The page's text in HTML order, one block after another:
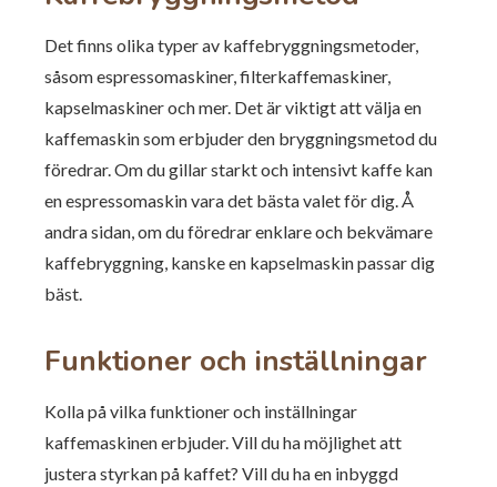
Det finns olika typer av kaffebryggningsmetoder,
såsom espressomaskiner, filterkaffemaskiner,
kapselmaskiner och mer. Det är viktigt att välja en
kaffemaskin som erbjuder den bryggningsmetod du
föredrar. Om du gillar starkt och intensivt kaffe kan
en espressomaskin vara det bästa valet för dig. Å
andra sidan, om du föredrar enklare och bekvämare
kaffebryggning, kanske en kapselmaskin passar dig
bäst.
Funktioner och inställningar
Kolla på vilka funktioner och inställningar
kaffemaskinen erbjuder. Vill du ha möjlighet att
justera styrkan på kaffet? Vill du ha en inbyggd